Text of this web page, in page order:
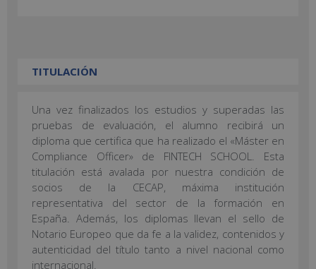
TITULACIÓN
Una vez finalizados los estudios y superadas las
pruebas de evaluación, el alumno recibirá un
diploma que certifica que ha realizado el «Máster en
Compliance Officer» de FINTECH SCHOOL. Esta
titulación está avalada por nuestra condición de
socios de la CECAP, máxima institución
representativa del sector de la formación en
España. Además, los diplomas llevan el sello de
Notario Europeo que da fe a la validez, contenidos y
autenticidad del título tanto a nivel nacional como
internacional.